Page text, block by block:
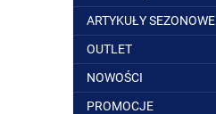
ARTYKUŁY SEZONOWE
OUTLET
NOWOŚCI
PROMOCJE